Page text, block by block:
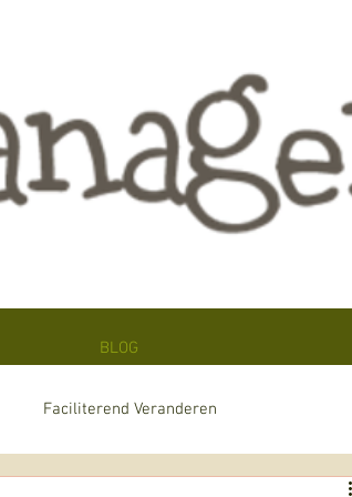
BLOG
Faciliterend Veranderen